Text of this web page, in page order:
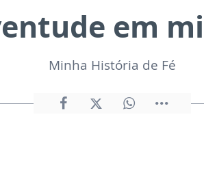
em
Minha História de Fé